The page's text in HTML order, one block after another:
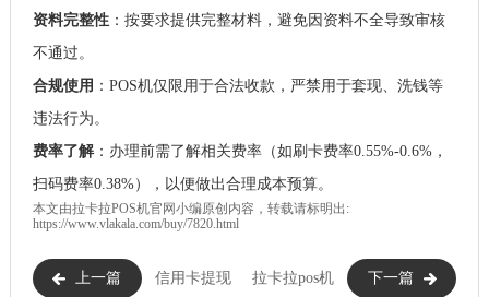
资料完整性：按要求提供完整材料，避免因资料不全导致审核
不通过。
合规使用 ：POS机仅限用于合法收款，严禁用于套现、洗钱等
违法行为。
费率了解：办理前需了解相关费率（如刷卡费率0.55%-0.6%，
扫码费率0.38%），以便做出合理成本预算。
本文由拉卡拉POS机官网小编原创内容，转载请标明出:
https://www.vlakala.com/buy/7820.html
上一篇 信用卡提现 下一篇
拉卡拉pos机